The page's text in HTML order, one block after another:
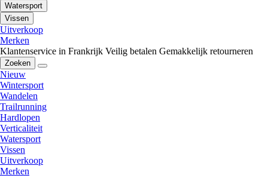
Watersport
Vissen
Uitverkoop
Merken
Klantenservice in Frankrijk Veilig betalen Gemakkelijk retourneren
Zoeken
Nieuw
Wintersport
Wandelen
Trailrunning
Hardlopen
Verticaliteit
Watersport
Vissen
Uitverkoop
Merken